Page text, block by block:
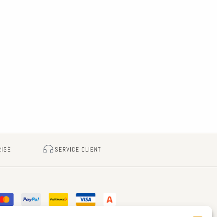
SERVICE CLIENT